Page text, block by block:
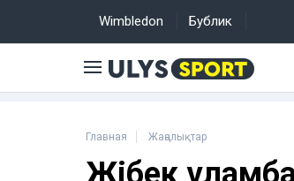
Wimbledon Бублик
Главная Жаңалықтар